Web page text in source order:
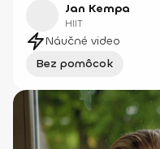
Jan Kempa
HIIT
Náučné video
Bez pomôcok